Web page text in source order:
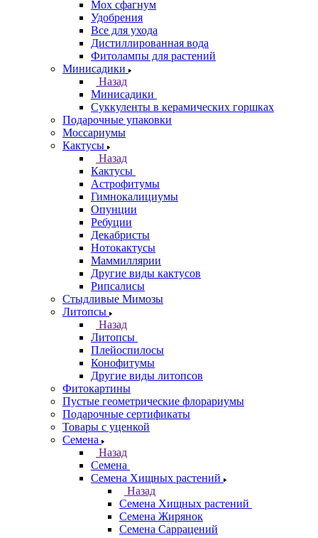
Мох сфагнум
Удобрения
Все для ухода
Дистиллированная вода
Фитолампы для растений
Минисадики
Назад
Минисадики
Суккуленты в керамических горшках
Подарочные упаковки
Моссариумы
Кактусы
Назад
Кактусы
Астрофитумы
Гимнокалициумы
Опунции
Ребуции
Декабристы
Нотокактусы
Маммиллярии
Другие виды кактусов
Рипсалисы
Стыдливые Мимозы
Литопсы
Назад
Литопсы
Плейоспилосы
Конофитумы
Другие виды литопсов
Фитокартины
Пустые геометрические флорариумы
Подарочные сертификаты
Товары с уценкой
Семена
Назад
Семена
Семена Хищных растений
Назад
Семена Хищных растений
Семена Жирянок
Семена Саррацений